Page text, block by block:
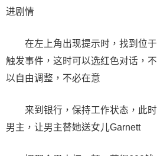
进剧情
在左上角出现提示时，找到位
触发事件，这时可以选红色对话，
以自由调整，不必在意
来到银行，保持工作状态，此
男主，让男主替她送女儿Garnett